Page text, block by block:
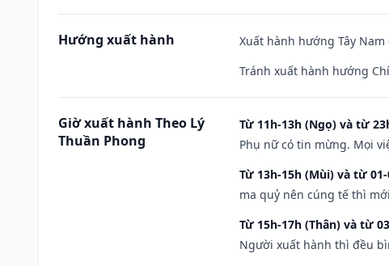
Hướng xuất hành
Xuất hành hướng Tây
Tránh xuất hành hướng
Giờ xuất hành Theo Lý
Thuần Phong
Từ 11h-13h (Ngọ) và từ
Phụ nữ có tin mừng. Mọi
Từ 13h-15h (Mùi) và từ
ma quỷ nên cúng tế thì
Từ 15h-17h (Thân) và từ
Người xuất hành thì đều